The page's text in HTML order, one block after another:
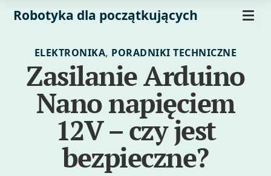
Robotyka dla początkujących
ELEKTRONIKA, PORADNIKI TECHNICZNE
Zasilanie Arduino
Nano napięciem
12V – czy jest
bezpieczne?